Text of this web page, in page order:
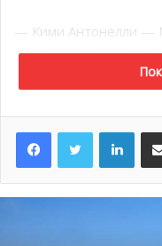
— Кими Антонелли —
—Lewis Hamilton—
—
Тем временем
четвёртым после ещё
Scuderia.